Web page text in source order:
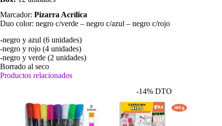
Marcador: Pizarra Acrílica
Duo color: negro c/verde – negro c/azul – negro c/rojo
-negro y azul (6 unidades)
-negro y rojo (4 unidades)
-negro y verde (2 unidades)
Borrado al seco
Productos relacionados
-14% DTO